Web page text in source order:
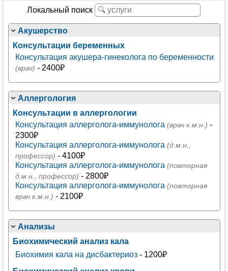
Локальный поиск
Акушерство
Консультации беременных
Консультация акушера-гинеколога по беременности
(врач) - 2400₽
Аллергология
Консультации в аллергологии
Консультация аллерголога-иммунолога (врач к.м.н.) -
2300₽
Консультация аллерголога-иммунолога (д.м.н.,
профессор) - 4100₽
Консультация аллерголога-иммунолога (повторная
д.м.н., профессор) - 2800₽
Консультация аллерголога-иммунолога (повторная
врач к.м.н.) - 2100₽
Анализы
Биохимический анализ кала
Биохимия кала на дисбактериоз - 1200₽